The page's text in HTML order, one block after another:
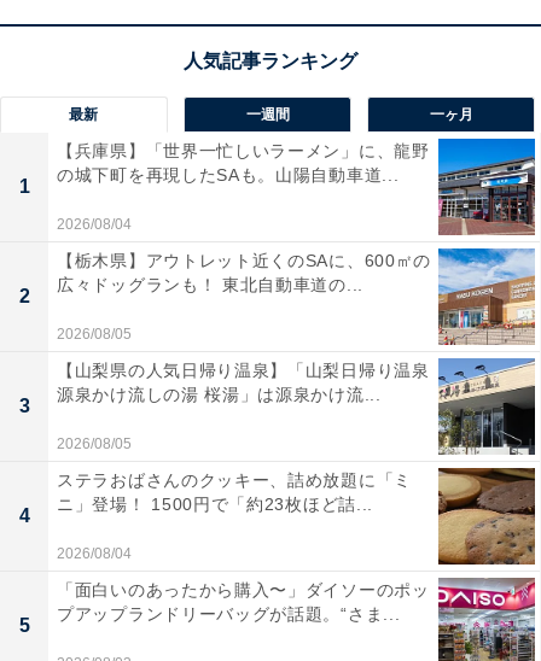
最新 一週間 一ヶ月
1
【兵庫県】「世界一忙しいラーメン」に、龍野
の城下町を再現したSAも。山陽自動車道...
2026/08/04
2
【栃木県】アウトレット近くのSAに、600㎡の
広々ドッグランも！ 東北自動車道の...
2026/08/05
3
【山梨県の人気日帰り温泉】「山梨日帰り温泉
源泉かけ流しの湯 桜湯」は源泉かけ流...
2026/08/05
4
ステラおばさんのクッキー、詰め放題に「ミ
ニ」登場！ 1500円で「約23枚ほど詰...
2026/08/04
5
「面白いのあったから購入〜」ダイソーのポッ
プアップランドリーバッグが話題。“さま...